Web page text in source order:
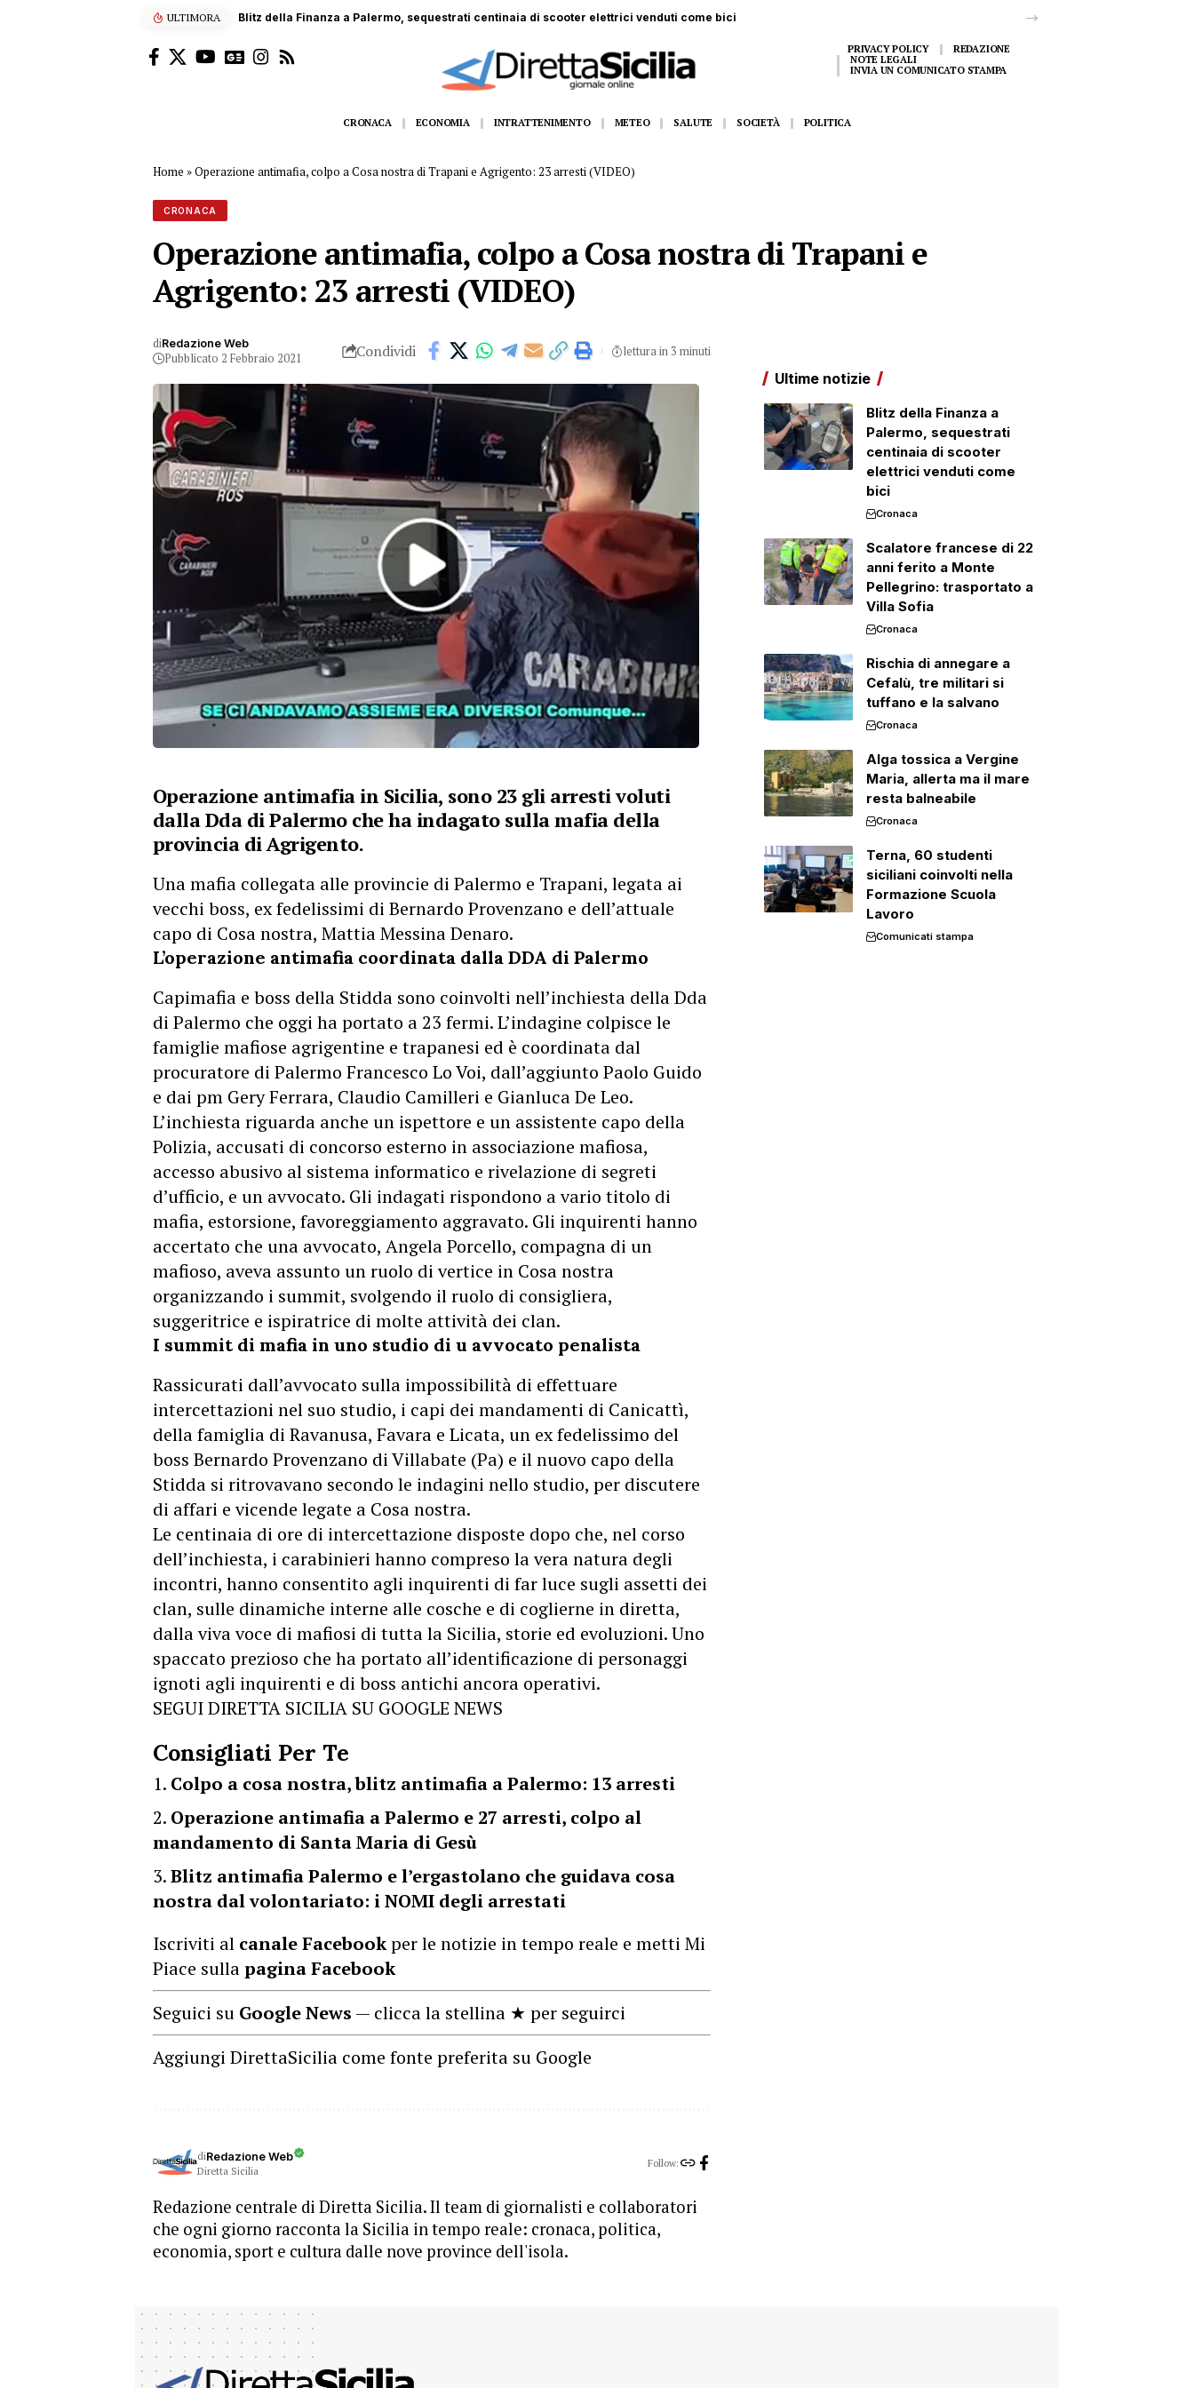
ULTIMORA Scalatore francese di 22 anni ferito a Monte Pellegrino: trasportato a Villa Sofia
PRIVACY POLICY
REDAZIONE
NOTE LEGALI
INVIA UN COMUNICATO STAMPA
CRONACA ECONOMIA INTRATTENIMENTO METEO SALUTE SOCIETÀ POLITICA
Home »Operazione antimafia, colpo a Cosa nostra di Trapani e Agrigento: 23 arresti (VIDEO)
CRONACA
Operazione antimafia, colpo a Cosa nostra di Trapani e
Agrigento: 23 arresti (VIDEO)
diRedazione Web
Pubblicato 2 Febbraio 2021 Condividi lettura in 3 minuti
Operazione antimafia in Sicilia, sono 23 gli arresti voluti
dalla Dda di Palermo che ha indagato sulla mafia della
provincia di Agrigento.
Una mafia collegata alle provincie di Palermo e Trapani, legata ai
vecchi boss, ex fedelissimi di Bernardo Provenzano e dell’attuale
capo di Cosa nostra, Mattia Messina Denaro.
L’operazione antimafia coordinata dalla DDA di Palermo
Capimafia e boss della Stidda sono coinvolti nell’inchiesta della Dda
di Palermo che oggi ha portato a 23 fermi. L’indagine colpisce le
famiglie mafiose agrigentine e trapanesi ed è coordinata dal
procuratore di Palermo Francesco Lo Voi, dall’aggiunto Paolo Guido
e dai pm Gery Ferrara, Claudio Camilleri e Gianluca De Leo.
L’inchiesta riguarda anche un ispettore e un assistente capo della
Polizia, accusati di concorso esterno in associazione mafiosa,
accesso abusivo al sistema informatico e rivelazione di segreti
d’ufficio, e un avvocato. Gli indagati rispondono a vario titolo di
mafia, estorsione, favoreggiamento aggravato. Gli inquirenti hanno
accertato che una avvocato, Angela Porcello, compagna di un
mafioso, aveva assunto un ruolo di vertice in Cosa nostra
organizzando i summit, svolgendo il ruolo di consigliera,
suggeritrice e ispiratrice di molte attività dei clan.
I summit di mafia in uno studio di u avvocato penalista
Rassicurati dall’avvocato sulla impossibilità di effettuare
intercettazioni nel suo studio, i capi dei mandamenti di Canicattì,
della famiglia di Ravanusa, Favara e Licata, un ex fedelissimo del
boss Bernardo Provenzano di Villabate (Pa) e il nuovo capo della
Stidda si ritrovavano secondo le indagini nello studio, per discutere
di affari e vicende legate a Cosa nostra.
Le centinaia di ore di intercettazione disposte dopo che, nel corso
dell’inchiesta, i carabinieri hanno compreso la vera natura degli
incontri, hanno consentito agli inquirenti di far luce sugli assetti dei
clan, sulle dinamiche interne alle cosche e di coglierne in diretta,
dalla viva voce di mafiosi di tutta la Sicilia, storie ed evoluzioni. Uno
spaccato prezioso che ha portato all’identificazione di personaggi
ignoti agli inquirenti e di boss antichi ancora operativi.
SEGUI DIRETTA SICILIA SU GOOGLE NEWS
Consigliati Per Te
Colpo a cosa nostra, blitz antimafia a Palermo: 13 arresti
Operazione antimafia a Palermo e 27 arresti, colpo al
mandamento di Santa Maria di Gesù
Blitz antimafia Palermo e l’ergastolano che guidava cosa
nostra dal volontariato: i NOMI degli arrestati
Iscriviti al canale Facebookper le notizie in tempo reale e metti Mi
Piace sullapagina Facebook
Seguici su Google News — clicca la stellina ★ per seguirci
Aggiungi DirettaSicilia come fonte preferita su Google
diRedazione Web
Diretta Sicilia
Follow:
Redazione centrale di Diretta Sicilia. Il team di giornalisti e collaboratori
che ogni giorno racconta la Sicilia in tempo reale: cronaca, politica,
economia, sport e cultura dalle nove province dell'isola.
Ultime notizie
Blitz della Finanza a
Palermo, sequestrati
centinaia di scooter
elettrici venduti come
bici
Cronaca
Scalatore francese di 22
anni ferito a Monte
Pellegrino: trasportato a
Villa Sofia
Cronaca
Rischia di annegare a
Cefalù, tre militari si
tuffano e la salvano
Cronaca
Alga tossica a Vergine
Maria, allerta ma il mare
resta balneabile
Cronaca
Terna, 60 studenti
siciliani coinvolti nella
Formazione Scuola
Lavoro
Comunicati stampa